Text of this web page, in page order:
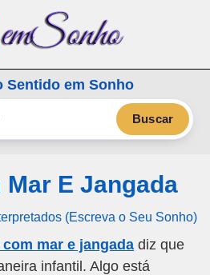
mais
Sentido em Sonho
Buscar
E Jangada
(Escreva o Seu Sonho)
mar e jangada diz que
infantil. Algo está